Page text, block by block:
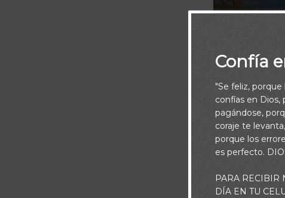
“Mi Dios,
Confía
"Se feliz, porque
confías en Dios,
pagándose,
coraje te
porque los
es perfecto.
PARA RECIBIR
DÍA EN TU